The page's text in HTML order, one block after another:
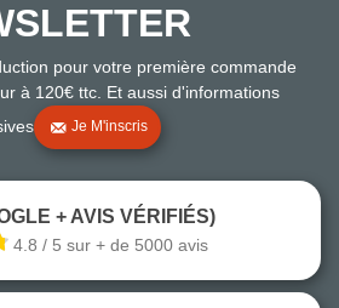
pour votre première commande
à 120€ ttc. Et aussi d'informations
Je M'inscris
+ AVIS VÉRIFIÉS)
4.8 / 5 sur + de 5000 avis